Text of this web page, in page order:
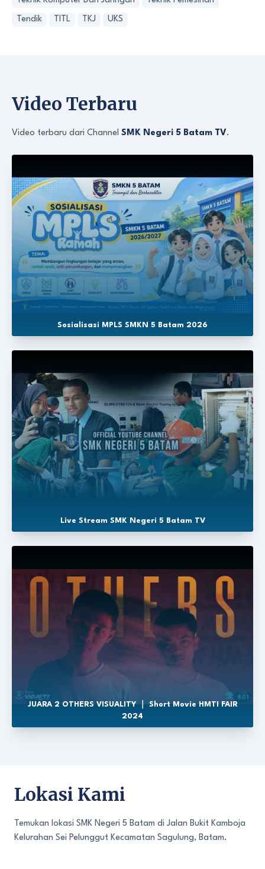
Tendik TITL TKJ UKS
Video Terbaru
Video terbaru dari Channel SMK Negeri 5 Batam TV.
Sosialisasi MPLS SMKN 5 Batam 2026
Live Stream SMK Negeri 5 Batam TV
JUARA 2 OTHERS VISUALITY ｜ Short Movie HMTI FAIR
2024
Lokasi Kami
Temukan lokasi SMK Negeri 5 Batam di Jalan Bukit Kamboja
Kelurahan Sei Pelunggut Kecamatan Sagulung, Batam.